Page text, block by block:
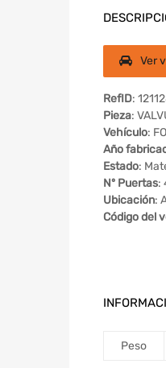
Ver
RefID:
Pieza:
Vehículo:
Año
Estado:
Nº Puertas:
Ubicación:
Código del
Peso